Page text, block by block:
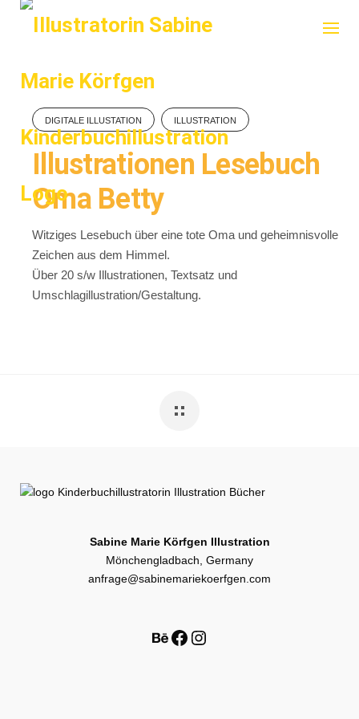
Skip
DIGITALE ILLUSTATION ILLUSTRATION
Illustrationen Lesebuch
Oma Betty
Witziges Lesebuch über eine tote Oma und geheimnisvolle
Zeichen aus dem Himmel.
Über 20 s/w Illustrationen, Textsatz und
Umschlagillustration/Gestaltung.
Sabine Marie Körfgen Illustration
Mönchengladbach, Germany
anfrage@sabinemariekoerfgen.com
Behance
Facebook
Instagram